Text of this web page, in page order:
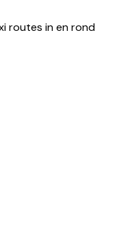
routes in en rond